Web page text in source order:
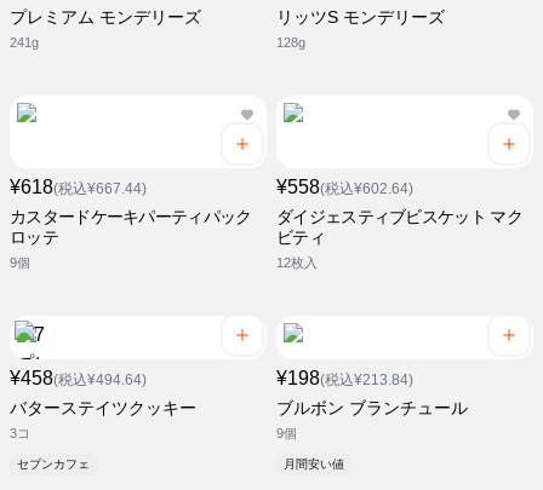
プレミアム モンデリーズ
241g
リッツS モンデリーズ
128g
¥618(税込¥667.44)
カスタードケーキパーティパック
ロッテ
9個
¥558(税込¥602.64)
ダイジェスティブビスケット マク
ビティ
12枚入
¥458(税込¥494.64)
バターステイツクッキー
3コ
セブンカフェ
¥198(税込¥213.84)
ブルボン ブランチュール
9個
月間安い値